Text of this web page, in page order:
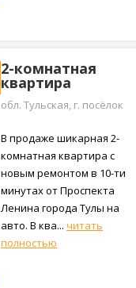
2-комнатная
квартира
обл. Тульская, г. посёлок
Горького, 36
В продаже шикарная 2-
комнатная квартира с
новым ремонтом в 10-ти
минутах от Проспекта
Ленина города Тулы на
авто. В ква... читать
полностью